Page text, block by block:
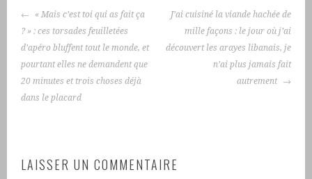
NAVIGATION
DES
ARTICLES
« Mais c’est toi qui as fait ça
? » : ces torsades feuilletées
d’apéro bluffent tout le monde, et
pourtant elles ne demandent que
20 minutes et trois choses déjà
dans le placard
J’ai cuisiné la viande hachée de
mille façons : le jour où j’ai
découvert les arayes libanais, je
n’ai plus jamais fait
autrement
LAISSER UN COMMENTAIRE